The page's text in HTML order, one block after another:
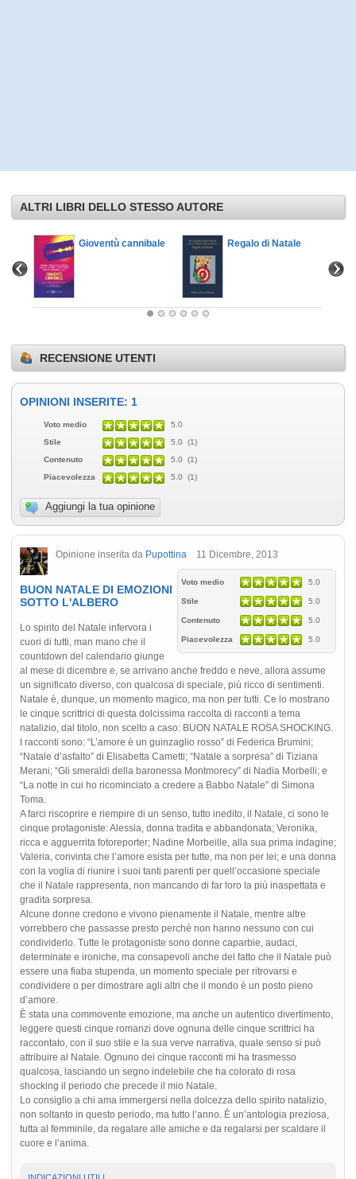
ALTRI LIBRI DELLO STESSO AUTORE
Gioventù cannibale Regalo di Natale
RECENSIONE UTENTI
OPINIONI INSERITE: 1
Voto medio
5.0
Stile
5.0 (1)
Contenuto
5.0 (1)
Piacevolezza
5.0 (1)
Aggiungi la tua opinione
Opinione inserita da Pupottina 11 Dicembre, 2013
Voto medio 5.0
Stile 5.0
Contenuto 5.0
Piacevolezza 5.0
BUON NATALE DI EMOZIONI
SOTTO L'ALBERO
Lo spirito del Natale infervora i
cuori di tutti, man mano che il
countdown del calendario giunge
al mese di dicembre e, se arrivano anche freddo e neve, allora assume
un significato diverso, con qualcosa di speciale, più ricco di sentimenti.
Natale è, dunque, un momento magico, ma non per tutti. Ce lo mostrano
le cinque scrittrici di questa dolcissima raccolta di racconti a tema
natalizio, dal titolo, non scelto a caso: BUON NATALE ROSA SHOCKING.
I racconti sono: “L’amore è un guinzaglio rosso” di Federica Brumini;
“Natale d’asfalto” di Elisabetta Cametti; “Natale a sorpresa” di Tiziana
Merani; “Gli smeraldi della baronessa Montmorecy” di Nadia Morbelli; e
“La notte in cui ho ricominciato a credere a Babbo Natale” di Simona
Toma.
A farci riscoprire e riempire di un senso, tutto inedito, il Natale, ci sono le
cinque protagoniste: Alessia, donna tradita e abbandonata; Veronika,
ricca e agguerrita fotoreporter; Nadine Morbeille, alla sua prima indagine;
Valeria, convinta che l’amore esista per tutte, ma non per lei; e una donna
con la voglia di riunire i suoi tanti parenti per quell’occasione speciale
che il Natale rappresenta, non mancando di far loro la più inaspettata e
gradita sorpresa.
Alcune donne credono e vivono pienamente il Natale, mentre altre
vorrebbero che passasse presto perché non hanno nessuno con cui
condividerlo. Tutte le protagoniste sono donne caparbie, audaci,
determinate e ironiche, ma consapevoli anche del fatto che il Natale può
essere una fiaba stupenda, un momento speciale per ritrovarsi e
condividere o per dimostrare agli altri che il mondo è un posto pieno
d’amore.
È stata una commovente emozione, ma anche un autentico divertimento,
leggere questi cinque romanzi dove ognuna delle cinque scrittrici ha
raccontato, con il suo stile e la sua verve narrativa, quale senso si può
attribuire al Natale. Ognuno dei cinque racconti mi ha trasmesso
qualcosa, lasciando un segno indelebile che ha colorato di rosa
shocking il periodo che precede il mio Natale.
Lo consiglio a chi ama immergersi nella dolcezza dello spirito natalizio,
non soltanto in questo periodo, ma tutto l’anno. È un’antologia preziosa,
tutta al femminile, da regalare alle amiche e da regalarsi per scaldare il
cuore e l’anima.